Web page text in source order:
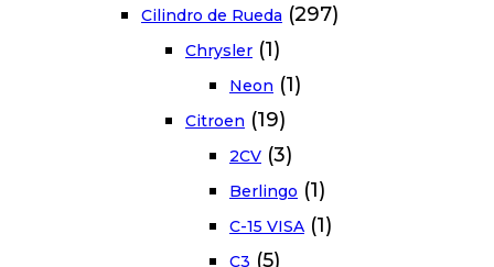
Cilindro de Rueda (297)
Chrysler (1)
Neon (1)
Citroen (19)
2CV (3)
Berlingo (1)
C-15 VISA (1)
C3 (5)